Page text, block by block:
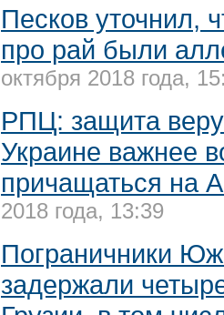
Песков уточнил,
про рай были
октября 2018 года,
РПЦ: защита
Украине важнее
причащаться на
2018 года, 13:39
Пограничники
задержали